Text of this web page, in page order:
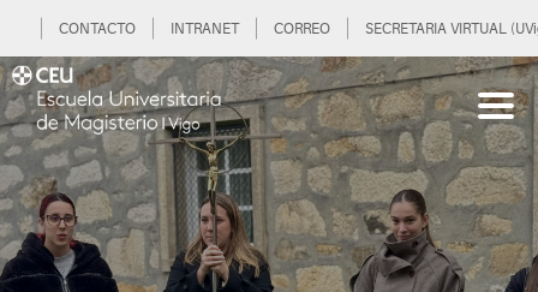
CONTACTO INTRANET CORREO SECRETARIA VIRTUAL